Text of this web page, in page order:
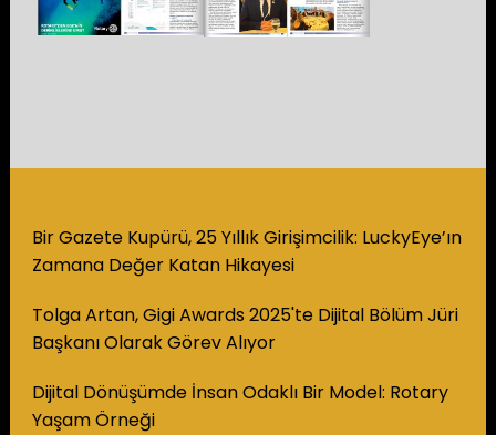
Bir Gazete Kupürü, 25 Yıllık Girişimcilik: LuckyEye’ın
Zamana Değer Katan Hikayesi
Tolga Artan, Gigi Awards 2025'te Dijital Bölüm Jüri
Başkanı Olarak Görev Alıyor
Dijital Dönüşümde İnsan Odaklı Bir Model: Rotary
Yaşam Örneği